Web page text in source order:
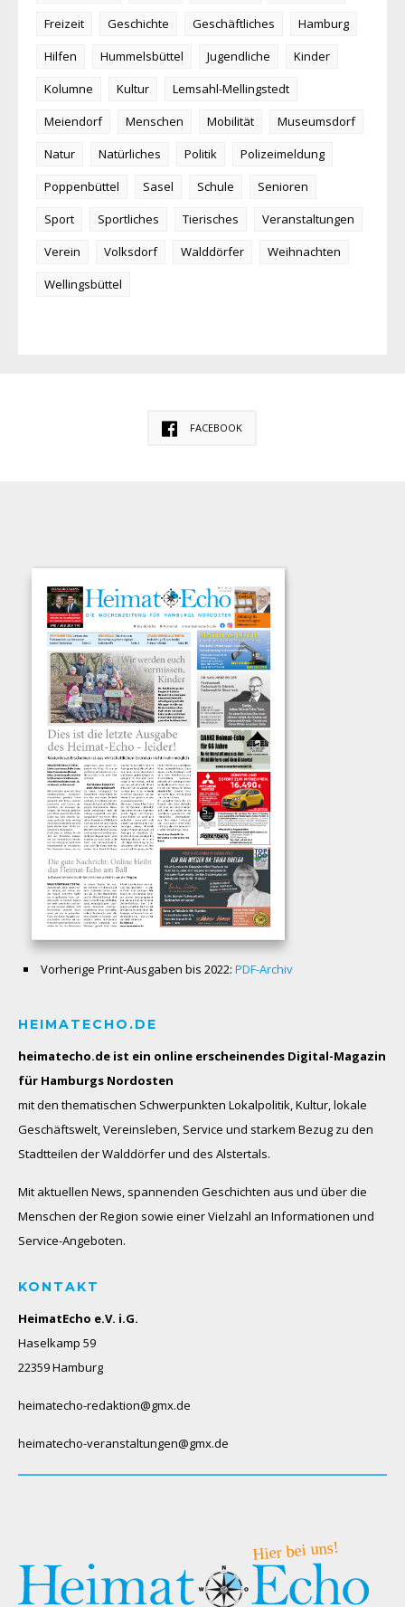
Freizeit
Geschichte Geschäftliches
Hamburg
Hilfen
Hummelsbüttel Jugendliche
Kinder
Kolumne
Kultur
Lemsahl-Mellingstedt
Meiendorf
Menschen Mobilität
Museumsdorf
Natur
Natürliches Politik
Polizeimeldung
Poppenbüttel
Sasel Schule
Senioren
Sport
Sportliches Tierisches
Veranstaltungen
Verein
Volksdorf Walddörfer
Weihnachten
Wellingsbüttel
FACEBOOK
Vorherige Print-Ausgaben bis 2022: PDF-Archiv
HEIMATECHO.DE
heimatecho.de ist ein online erscheinendes Digital-Magazin
für Hamburgs Nordosten
mit den thematischen Schwerpunkten Lokalpolitik, Kultur, lokale
Geschäftswelt, Vereinsleben, Service und starkem Bezug zu den
Stadtteilen der Walddörfer und des Alstertals.
Mit aktuellen News, spannenden Geschichten aus und über die
Menschen der Region sowie einer Vielzahl an Informationen und
Service-Angeboten.
KONTAKT
HeimatEcho e.V. i.G.
Haselkamp 59
22359 Hamburg
heimatecho-redaktion@gmx.de
heimatecho-veranstaltungen@gmx.de